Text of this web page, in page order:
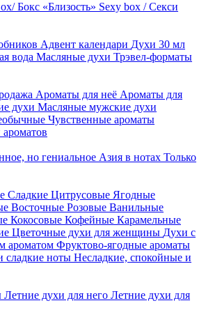
Бокс «Близость» Sexy box / Секси
Адвент календари Духи 30 мл
вода Масляные духи Трэвел-форматы
Ароматы для неё Ароматы для
духи Масляные мужские духи
Чувственные ароматы
но гениальное Азия в нотах Только
Сладкие Цитрусовые Ягодные
Восточные Розовые Ванильные
Кокосовые Кофейные Карамельные
Цветочные духи для женщины Духи с
ароматом Фруктово-ягодные ароматы
сладкие ноты Несладкие, спокойные и
Летние духи для него Летние духи для